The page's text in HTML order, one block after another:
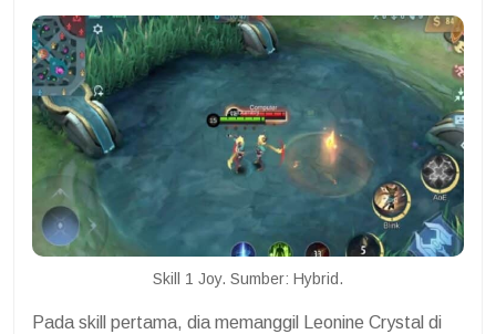
Skill 1 Joy. Sumber: Hybrid.
Pada skill pertama, dia memanggil Leonine Crystal di